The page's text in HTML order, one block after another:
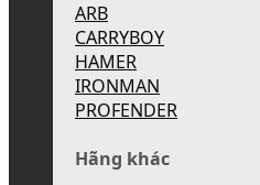
ARB
CARRYBOY
HAMER
IRONMAN
PROFENDER
Hãng khác